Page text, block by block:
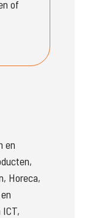
of
en
Horeca,